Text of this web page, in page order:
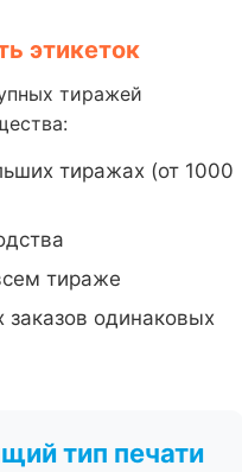
этикеток
тиражей
тиражах (от 1000
тираже
одинаковых
тип печати